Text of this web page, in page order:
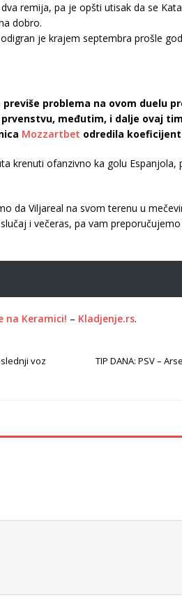
remija, pa je opšti utisak da se
dobro.
je krajem septembra prošle
problema na ovom duelu
međutim, i dalje ovaj
Mozzartbet odredila koeficijent
krenuti ofanzivno ka golu
da Viljareal na svom terenu u
i večeras, pa vam
na Keramici! – Kladjenje.rs.
voz
TIP DANA: PSV –